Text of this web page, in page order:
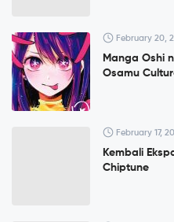
February 20,
Manga Oshi
Osamu
February 17,
Kembali
Chiptune